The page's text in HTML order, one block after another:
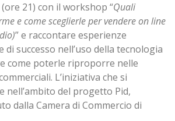
(ore 21) con il workshop “Quali
e come sceglierle per vendere on line
” e raccontare esperienze
di successo nell’uso della tecnologia
come poterle riproporre nelle
L’iniziativa che si
nell’ambito del progetto Pid,
dalla Camera di Commercio di